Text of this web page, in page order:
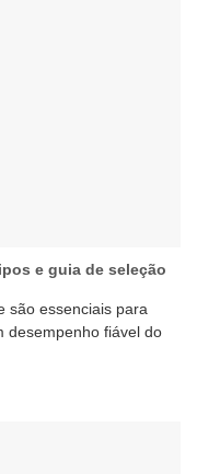
e guia de seleção
são essenciais para
desempenho fiável do